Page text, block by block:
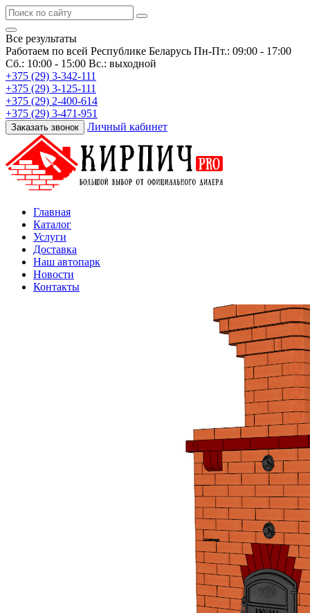
Все результаты
Работаем по всей Республике Беларусь Пн-Пт.: 09:00 - 17:00
Сб.: 10:00 - 15:00 Вс.: выходной
+375 (29) 3-342-111
+375 (29) 3-125-111
+375 (29) 2-400-614
+375 (29) 3-471-951
Заказать звонок Личный кабинет
Главная
Каталог
Услуги
Доставка
Наш автопарк
Новости
Контакты